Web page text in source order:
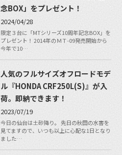
念BOX」をプレゼント！
2024/04/28
限定３台に「MTシリーズ10周年記念BOX」を
プレゼント！ 2014年のＭＴ-09発売開始から
今年で10…
人気のフルサイズオフロードモデ
ル『HONDA CRF250L(S)』が入
荷。即納できます！
2023/07/19
今日の仙台は土砂降り。 先日の秋田の水害を
見てますので、いつも以上に心配な1日となり
ました…